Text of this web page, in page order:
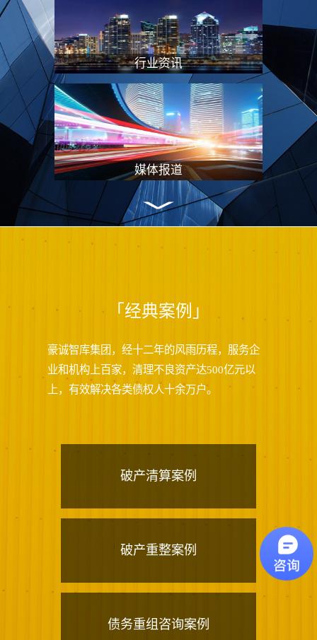
B座2102
行业资讯
媒体报道
「经典案例」
豪诚智库集团，经十二年的风雨历程，服务企
业和机构上百家，清理不良资产达500亿元以
上，有效解决各类债权人十余万户。
破产清算案例
破产重整案例
债务重组咨询案例